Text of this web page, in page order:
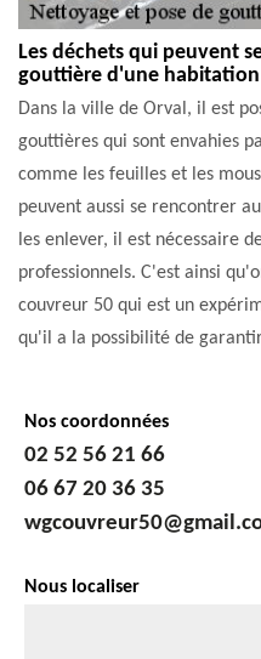
Les déchets qui peuvent
gouttière d'une habitation
Dans la ville de Orval, il est
gouttières qui sont envahies
comme les feuilles et les
peuvent aussi se rencontrer
les enlever, il est nécessaire
professionnels. C'est ainsi
couvreur 50 qui est un
qu'il a la possibilité de
Nos coordonnées
02 52 56 21 66
06 67 20 36 35
Nous localiser